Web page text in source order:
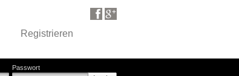
Registrieren
Passwort